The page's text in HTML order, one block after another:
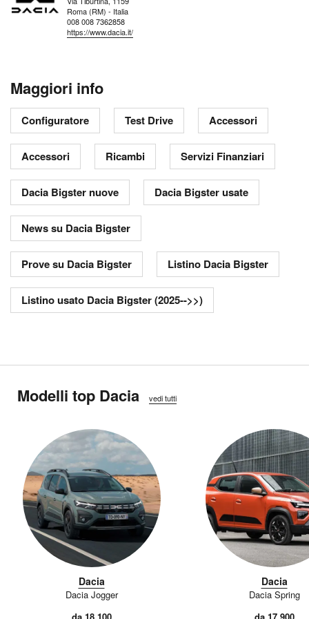
Roma (RM) - Italia
008 008 7362858
https://www.dacia.it/
Maggiori info
Configuratore Test Drive Accessori
Accessori Ricambi Servizi Finanziari
Dacia Bigster nuove Dacia Bigster usate
News su Dacia Bigster
Prove su Dacia Bigster Listino Dacia Bigster
Listino usato Dacia Bigster (2025-->>)
Modelli top Dacia vedi tutti
Dacia
Dacia Jogger
Dacia
Dacia Spring